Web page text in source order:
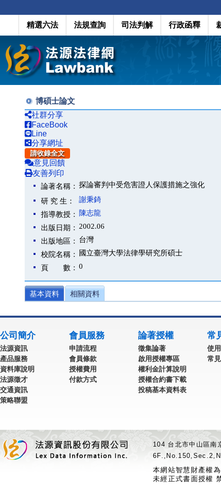
精選六法 法規查詢 司法判解 行政函釋
博碩士論文
社群分享
FaceBook
Line
分享網址
請收錄全文
意見回饋
友善列印
論著名稱： 探論審判中受危害證人保護措施之強化
研 究 生：
謝秉錡
指導教授：
陳志龍
出版日期： 2002.06
出版地區： 台灣
校院名稱：
國立臺灣大學法律學研究所碩士
頁 數： 0
基本資料 相關資料
公司簡介
法源資訊
產品服務
資料庫說明
法源徵才
交通資訊
策略聯盟
會員服務
申請流程
會員條款
授權費用
付款方式
論著授權
徵集論著
啟用授權專區
權利金計算說明
授權合約書下載
投稿基本資料表
常
使
常
104 台北市中山區
本網站智慧財產權
未經正式書面授權